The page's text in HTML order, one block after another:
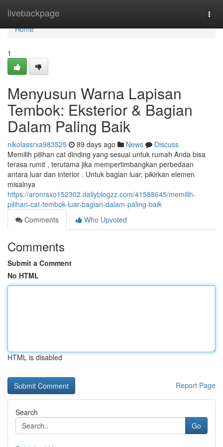
livebackpage
Home
Home
1
Menyusun Warna Lapisan
Tembok: Eksterior & Bagian
Dalam Paling Baik
nikolassrxa983525 89 days ago News
Discuss
Memilih pilihan cat dinding yang sesuai untuk rumah Anda bisa
terasa rumit , terutama jika mempertimbangkan perbedaan
antara luar dan interior . Untuk bagian luar, pikirkan elemen
misalnya
https://aronrsxo152302.dailyblogzz.com/41588645/memilih-
pilihan-cat-tembok-luar-bagian-dalam-paling-baik
Comments
Who Upvoted
Comments
Submit a Comment
No HTML
HTML is disabled
Report Page
Search
Go